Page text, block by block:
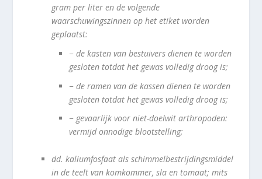
gram per liter en de volgende
waarschuwingszinnen op het etiket worden
geplaatst:
−de kasten van bestuivers dienen te worden
gesloten totdat het gewas volledig droog is;
−de ramen van de kassen dienen te worden
gesloten totdat het gewas volledig droog is;
− gevaarlijk voor niet-doelwit arthropoden:
vermijd onnodige blootstelling;
dd.kaliumfosfaat als schimmelbestrijdingsmiddel
in de teelt van komkommer, sla en tomaat; mits